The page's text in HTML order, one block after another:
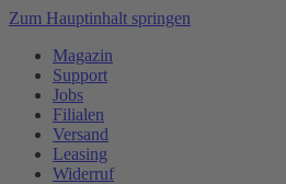
Zum Hauptinhalt springen
Magazin
Support
Jobs
Filialen
Versand
Leasing
Widerruf